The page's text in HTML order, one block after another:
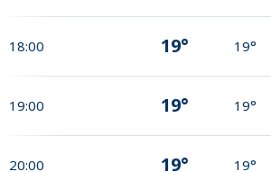
18:00 19° 19°
19:00 19° 19°
20:00 19° 19°